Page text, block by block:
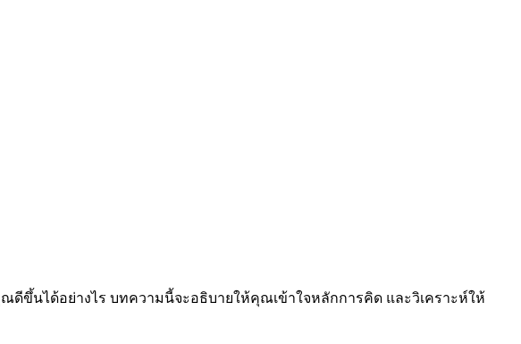
ณดีขึ้นได้อย่างไร บทความนี้จะอธิบายให้คุณเข้าใจหลักการคิด และวิเคราะห์ให้